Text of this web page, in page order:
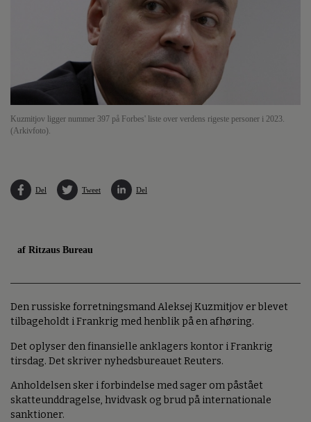
Kuzmitjov ligger nummer 397 på Forbes' liste over verdens rigeste personer i 2023.
(Arkivfoto).
Del Tweet Del
af Ritzaus Bureau
Den russiske forretningsmand Aleksej Kuzmitjov er blevet
tilbageholdt i Frankrig med henblik på en afhøring.
Det oplyser den finansielle anklagers kontor i Frankrig
tirsdag. Det skriver nyhedsbureauet Reuters.
Anholdelsen sker i forbindelse med sager om påstået
skatteunddragelse, hvidvask og brud på internationale
sanktioner.